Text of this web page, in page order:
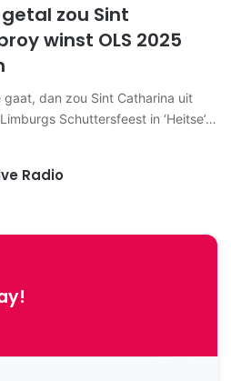
zou Sint
winst OLS 2025
dan zou Sint Catharina uit
Schuttersfeest in ‘Heitse’…
Radio